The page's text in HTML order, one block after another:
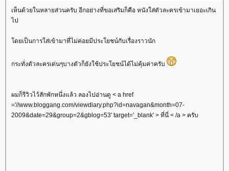
เห็นด้วยในหลายส่วนครับ อีกอย่างที่ขอเสริมก็คือ หนังใส่ตัวละครเข้ามาเยอะเกิน
ไป
ดยเป็นการใส่เข้ามาที่ไม่ค่อยมีประโยชน์กับเรื่องราวนัก
กระทั่งตัวละครเด่นๆบางตัวก็ยังใช้ประโยชน์ได้ไม่คุ้มค่าครับ
ผมก็รีวิวไว้สักพักหนึ่งแล้ว ลองไปอ่านดู < a href
='//www.bloggang.com/viewdiary.php?id=navagan&month=07-
2009&date=29&group=2&gblog=53' target='_blank' > ที่นี่ < /a > ครับ